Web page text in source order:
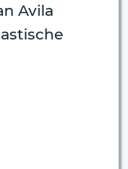
Avila